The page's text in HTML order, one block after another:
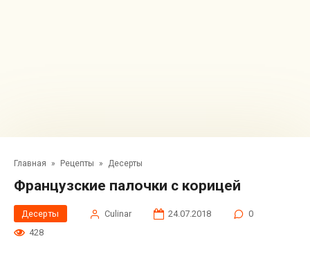
Главная » Рецепты » Десерты
Французские палочки с корицей
Десерты Сulinar 24.07.2018
0
428